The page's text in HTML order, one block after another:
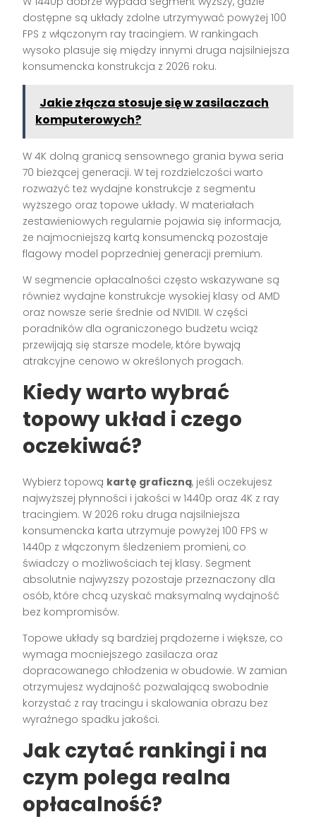
dostępne są układy zdolne utrzymywać powyżej 100
FPS z włączonym ray tracingiem. W rankingach
wysoko plasuje się między innymi druga najsilniejsza
konsumencka konstrukcja z 2026 roku.
Jakie złącza stosuje się w zasilaczach
komputerowych?
W 4K dolną granicą sensownego grania bywa seria
70 bieżącej generacji. W tej rozdzielczości warto
rozważyć też wydajne konstrukcje z segmentu
wyższego oraz topowe układy. W materiałach
zestawieniowych regularnie pojawia się informacja,
że najmocniejszą kartą konsumencką pozostaje
flagowy model poprzedniej generacji premium.
W segmencie opłacalności często wskazywane są
również wydajne konstrukcje wysokiej klasy od AMD
oraz nowsze serie średnie od NVIDII. W części
poradników dla ograniczonego budżetu wciąż
przewijają się starsze modele, które bywają
atrakcyjne cenowo w określonych progach.
Kiedy warto wybrać
topowy układ i czego
oczekiwać?
Wybierz topową kartę graficzną, jeśli oczekujesz
najwyższej płynności i jakości w 1440p oraz 4K z ray
tracingiem. W 2026 roku druga najsilniejsza
konsumencka karta utrzymuje powyżej 100 FPS w
1440p z włączonym śledzeniem promieni, co
świadczy o możliwościach tej klasy. Segment
absolutnie najwyższy pozostaje przeznaczony dla
osób, które chcą uzyskać maksymalną wydajność
bez kompromisów.
Topowe układy są bardziej prądożerne i większe, co
wymaga mocniejszego zasilacza oraz
dopracowanego chłodzenia w obudowie. W zamian
otrzymujesz wydajność pozwalającą swobodnie
korzystać z ray tracingu i skalowania obrazu bez
wyraźnego spadku jakości.
Jak czytać rankingi i na
czym polega realna
opłacalność?